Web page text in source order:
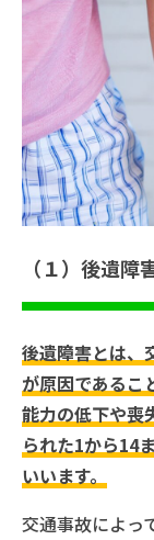
（１）後遺
後遺障害とは、
が原因であるこ
能力の低下や喪
られた1から14
いいます。
交通事故によっ